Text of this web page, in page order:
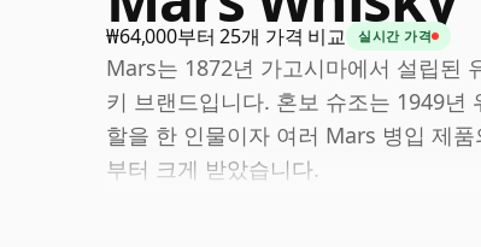
₩64,000부터 25개 가격 비교 실시간 가격
Mars는 1872년 가고시마에서 설립된
키 브랜드입니다. 혼보 슈조는 1949년
할을 한 인물이자 여러 Mars 병입 제
부터 크게 받았습니다.